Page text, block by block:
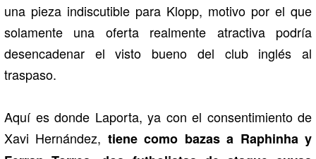
una pieza indiscutible para Klopp, motivo por el que
solamente una oferta realmente atractiva podría
desencadenar el visto bueno del club inglés al
traspaso.
Aquí es donde Laporta, ya con el consentimiento de
Xavi Hernández, tiene como bazas a Raphinha y